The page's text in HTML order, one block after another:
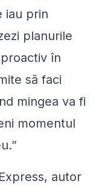
iau prin
planurile
în
să faci
mingea va fi
momentul
autor